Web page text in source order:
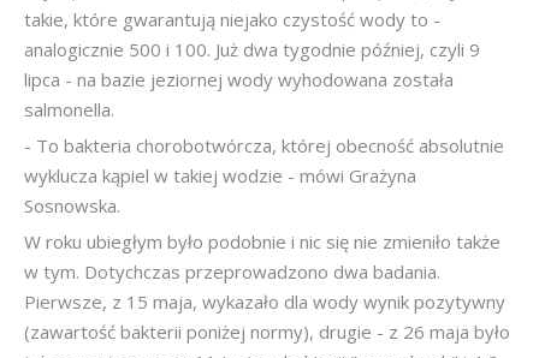
takie, które gwarantują niejako czystość wody to -
analogicznie 500 i 100. Już dwa tygodnie później, czyli 9
lipca - na bazie jeziornej wody wyhodowana została
salmonella.
- To bakteria chorobotwórcza, której obecność absolutnie
wyklucza kąpiel w takiej wodzie - mówi Grażyna
Sosnowska.
W roku ubiegłym było podobnie i nic się nie zmieniło także
w tym. Dotychczas przeprowadzono dwa badania.
Pierwsze, z 15 maja, wykazało dla wody wynik pozytywny
(zawartość bakterii poniżej normy), drugie - z 26 maja było